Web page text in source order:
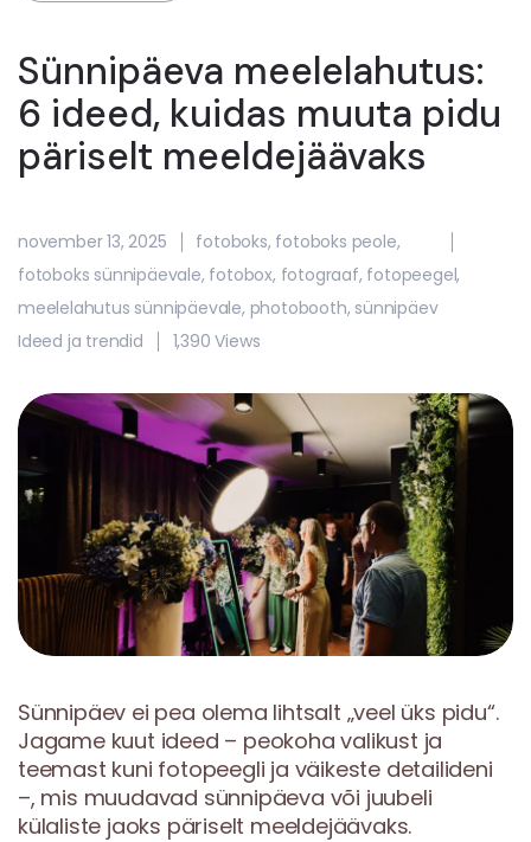
Sünnipäeva meelelahutus:
6 ideed, kuidas muuta pidu
päriselt meeldejäävaks
november 13, 2025 fotoboks, fotoboks peole,
fotoboks sünnipäevale, fotobox, fotograaf, fotopeegel,
meelelahutus sünnipäevale, photobooth, sünnipäev
Ideed ja trendid
1,390 Views
Sünnipäev ei pea olema lihtsalt „veel üks pidu“.
Jagame kuut ideed – peokoha valikust ja
teemast kuni fotopeegli ja väikeste detailideni
–, mis muudavad sünnipäeva või juubeli
külaliste jaoks päriselt meeldejäävaks.